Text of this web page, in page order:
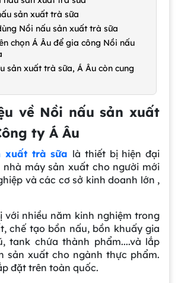
sản xuất trà sữa
Nồi nấu sản xuất trà sữa
chọn Á Âu để gia công Nồi nấu
sản xuất trà sữa, Á Âu còn cung
về Nồi nấu sản xuất
ty Á Âu
xuất trà sữa là thiết bị hiện đại
máy sản xuất cho người mới
và các cơ sở kinh doanh lớn ,
với nhiều năm kinh nghiệm trong
chế tạo bồn nấu, bồn khuấy gia
tank chứa thành phẩm....và lắp
sản xuất cho ngành thực phẩm.
đặt trên toàn quốc.